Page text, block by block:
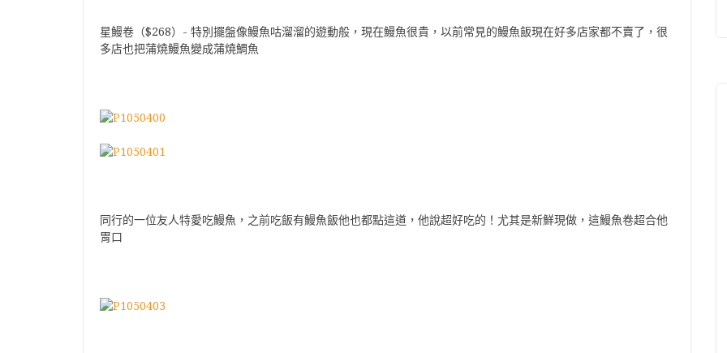
星鰻卷（$268）- 特別擺盤像鰻魚咕溜溜的遊動般，現在鰻魚很貴，以前常見的鰻魚飯現在好多店家都不賣了，很
多店也把蒲燒鰻魚變成蒲燒鯛魚
同行的一位友人特愛吃鰻魚，之前吃飯有鰻魚飯他也都點這道，他說超好吃的！尤其是新鮮現做，這鰻魚卷超合他
胃口